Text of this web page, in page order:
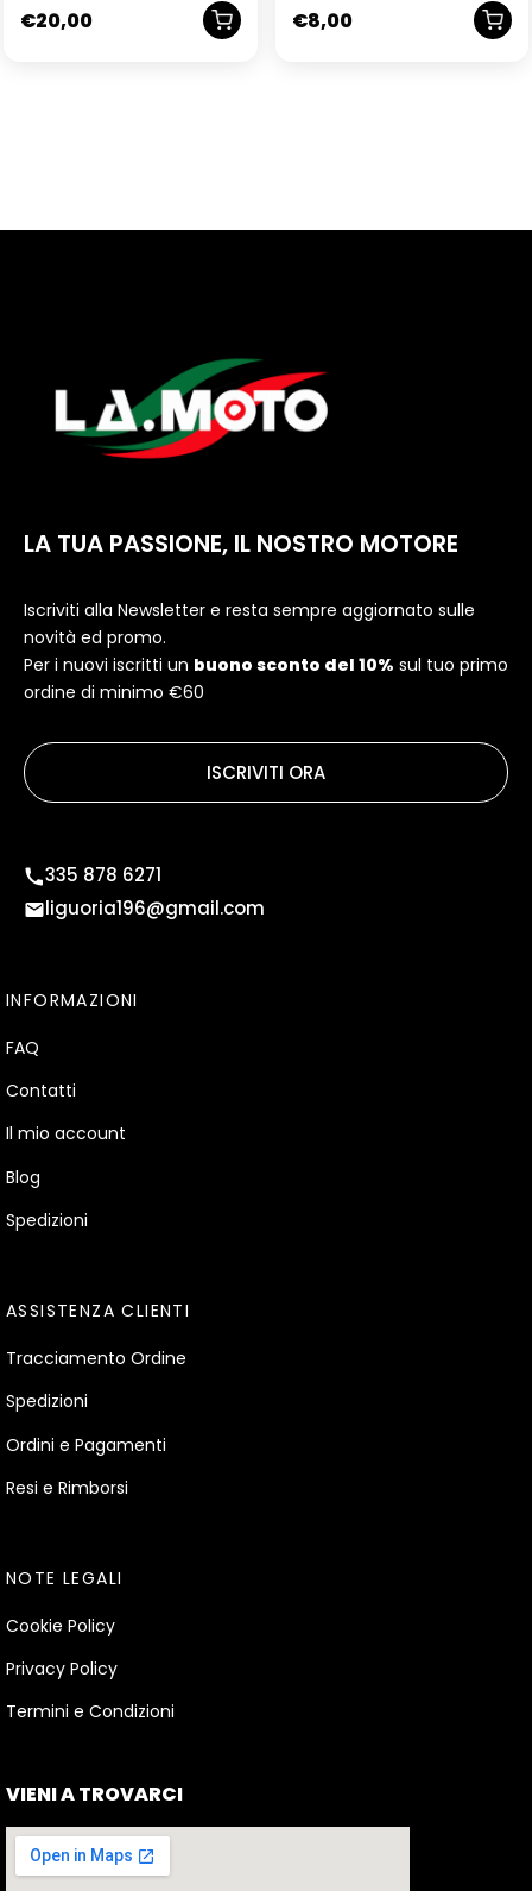
D100MM, E2
€20,00 €8,00
LA TUA PASSIONE, IL NOSTRO MOTORE
Iscriviti alla Newsletter e resta sempre aggiornato sulle
novità ed promo.
Per i nuovi iscritti un buono sconto del 10% sul tuo primo
ordine di minimo €60
ISCRIVITI ORA
335 878 6271
liguoria196@gmail.com
INFORMAZIONI
FAQ
Contatti
Il mio account
Blog
Spedizioni
ASSISTENZA CLIENTI
Tracciamento Ordine
Spedizioni
Ordini e Pagamenti
Resi e Rimborsi
NOTE LEGALI
Cookie Policy
Privacy Policy
Termini e Condizioni
VIENI A TROVARCI